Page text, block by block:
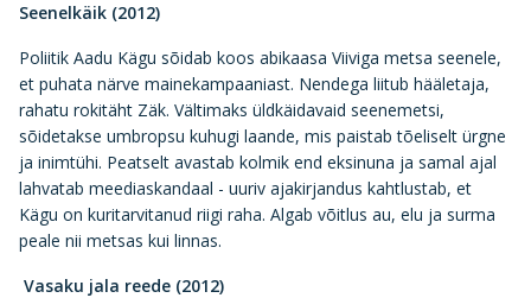
Seenelkäik (2012)
Poliitik Aadu Kägu sõidab koos abikaasa Viiviga metsa seenele,
et puhata närve mainekampaaniast. Nendega liitub hääletaja,
rahatu rokitäht Zäk. Vältimaks üldkäidavaid seenemetsi,
sõidetakse umbropsu kuhugi laande, mis paistab tõeliselt ürgne
ja inimtühi. Peatselt avastab kolmik end eksinuna ja samal ajal
lahvatab meediaskandaal - uuriv ajakirjandus kahtlustab, et
Kägu on kuritarvitanud riigi raha. Algab võitlus au, elu ja surma
peale nii metsas kui linnas.
Vasaku jala reede (2012)